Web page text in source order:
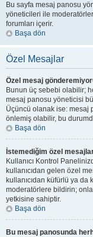
Bu sayfa mesaj panosu
yöneticileri ile
forumları içerir.
Başa dön
Özel Mesajlar
Özel mesaj
Bunun üç sebebi olabilir;
mesaj panosu yöneticisi
Üçüncü olanak ise: mesaj
önlemiş olabilir, bu
Başa dön
İstemediğim özel
Kullanıcı Kontrol
kullanıcıdan gelen özel
kullanıcıdan küfürlü ya da
moderatörlere bildirin;
yetkisine sahiptir.
Başa dön
Bu mesaj panosunda